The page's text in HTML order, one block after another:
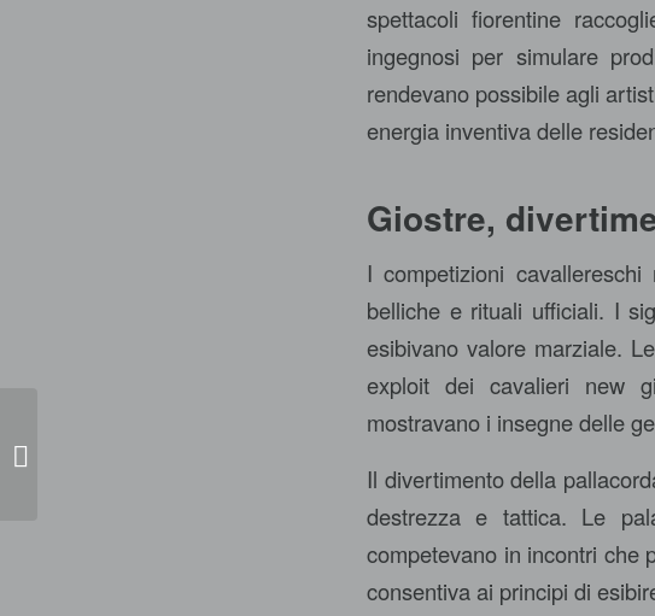
spettacoli fiorentine
ingegnosi per simulare
rendevano possibile agli
energia inventiva delle
Giostre,
I competizioni
belliche e rituali ufficiali. I
esibivano valore marziale.
exploit dei cavalieri new
mostravano i insegne delle
Il divertimento della
destrezza e tattica. Le
competevano in incontri che
consentiva ai principi di